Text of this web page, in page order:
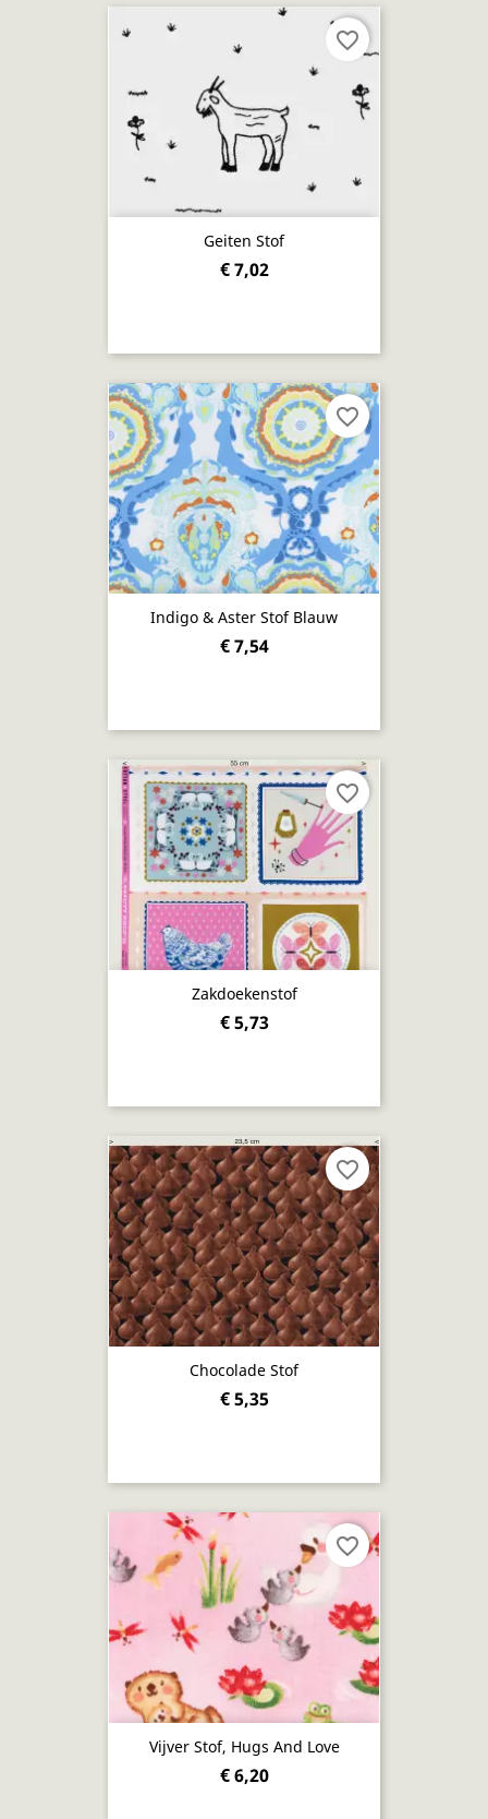
Geiten Stof
€ 7,02
favorite_border
Indigo & Aster Stof Blauw
€ 7,54
favorite_border
Zakdoekenstof
€ 5,73
favorite_border
Chocolade Stof
€ 5,35
favorite_border
Vijver Stof, Hugs And Love
€ 6,20
favorite_border